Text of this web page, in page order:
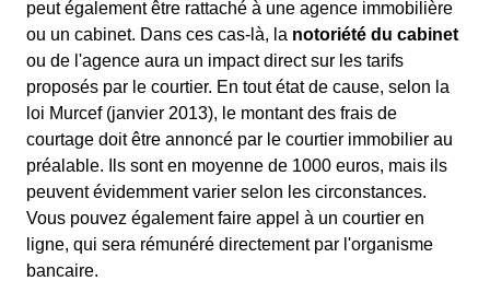
peut également être rattaché à une agence immobilière
ou un cabinet. Dans ces cas-là, la notoriété du cabinet
ou de l'agence aura un impact direct sur les tarifs
proposés par le courtier. En tout état de cause, selon la
loi Murcef (janvier 2013), le montant des frais de
courtage doit être annoncé par le courtier immobilier au
préalable. Ils sont en moyenne de 1000 euros, mais ils
peuvent évidemment varier selon les circonstances.
Vous pouvez également faire appel à un courtier en
ligne, qui sera rémunéré directement par l'organisme
bancaire.